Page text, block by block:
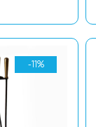
-11%